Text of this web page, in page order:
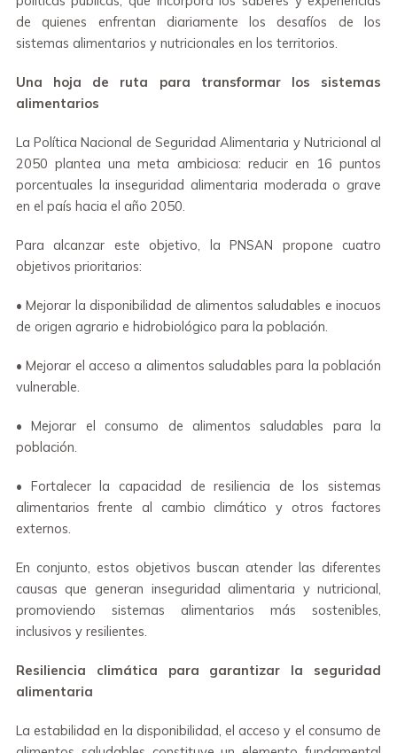
de quienes enfrentan diariamente los desafíos de los
sistemas alimentarios y nutricionales en los territorios.
Una hoja de ruta para transformar los sistemas
alimentarios
La Política Nacional de Seguridad Alimentaria y Nutricional al
2050 plantea una meta ambiciosa: reducir en 16 puntos
porcentuales la inseguridad alimentaria moderada o grave
en el país hacia el año 2050.
Para alcanzar este objetivo, la PNSAN propone cuatro
objetivos prioritarios:
• Mejorar la disponibilidad de alimentos saludables e inocuos
de origen agrario e hidrobiológico para la población.
• Mejorar el acceso a alimentos saludables para la población
vulnerable.
• Mejorar el consumo de alimentos saludables para la
población.
• Fortalecer la capacidad de resiliencia de los sistemas
alimentarios frente al cambio climático y otros factores
externos.
En conjunto, estos objetivos buscan atender las diferentes
causas que generan inseguridad alimentaria y nutricional,
promoviendo sistemas alimentarios más sostenibles,
inclusivos y resilientes.
Resiliencia climática para garantizar la seguridad
alimentaria
La estabilidad en la disponibilidad, el acceso y el consumo de